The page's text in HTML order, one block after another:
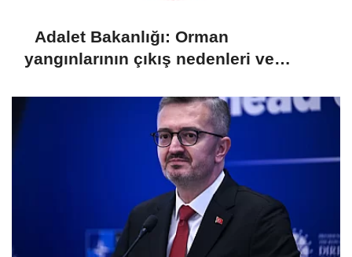
Adalet Bakanlığı: Orman
yangınlarının çıkış nedenleri ve